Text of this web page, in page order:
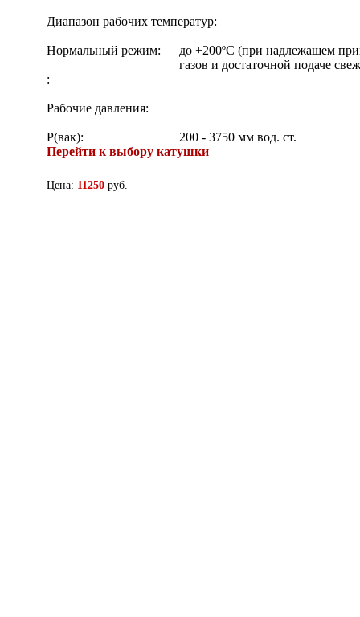
Диапазон рабочих температур:
Нормальный режим:
до +200ºС (при надлежащем
газов и достаточной подаче
:
Рабочие давления:
P(вак):
200 - 3750 мм вод. ст.
Перейти к выбору катушки
Цена: 11250 руб.